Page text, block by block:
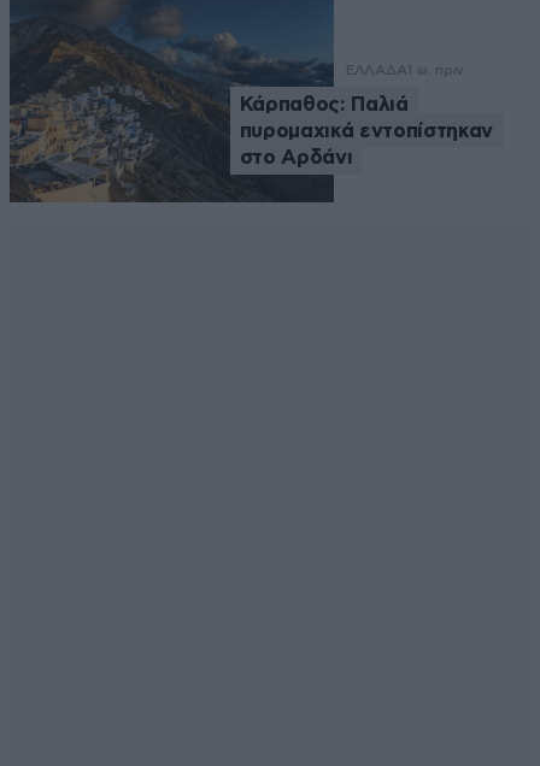
ΕΛΛΑΔΑ 1 ω. πριν
Κάρπαθος: Παλιά
πυρομαχικά εντοπίστηκαν
στο Αρδάνι